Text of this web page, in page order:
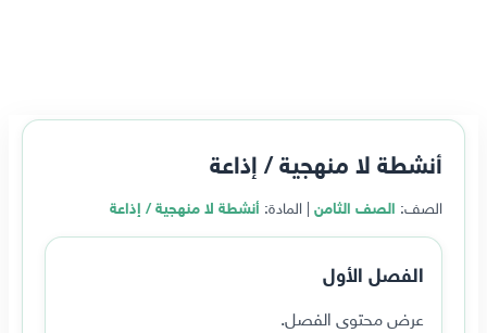
أنشطة لا منهجية / إذاعة
الصف: الصف الثامن | المادة: أنشطة لا منهجية / إذاعة
الفصل الأول
عرض محتوى الفصل.